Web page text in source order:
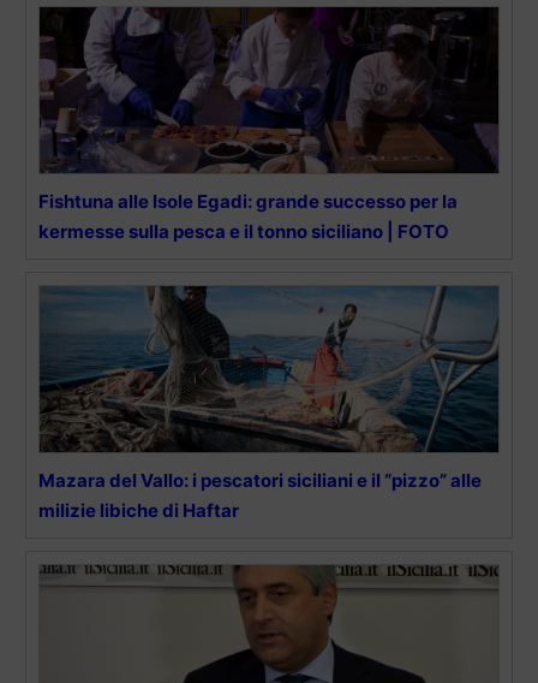
Fishtuna alle Isole Egadi: grande successo per la
kermesse sulla pesca e il tonno siciliano | FOTO
Mazara del Vallo: i pescatori siciliani e il “pizzo” alle
milizie libiche di Haftar